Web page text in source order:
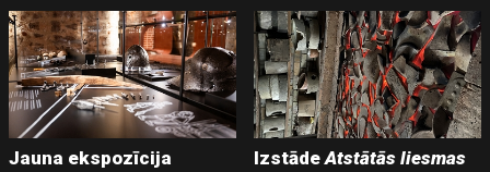
Jauna ekspozīcija
IzstādeAtstātās liesmas